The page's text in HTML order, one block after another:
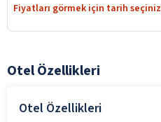
Fiyatları görmek için tarih seçiniz
Otel Özellikleri
Otel Özellikleri